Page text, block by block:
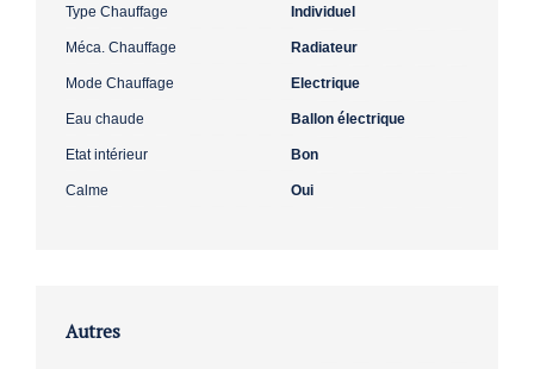
Type Chauffage Individuel
Méca. Chauffage Radiateur
Mode Chauffage Electrique
Eau chaude Ballon électrique
Etat intérieur Bon
Calme Oui
Autres